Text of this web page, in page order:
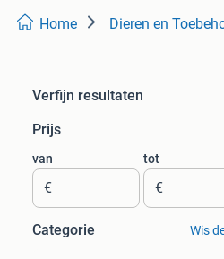
Home Dieren en
Verfijn resultaten
Prijs
van
€
tot
€
Categorie Wis